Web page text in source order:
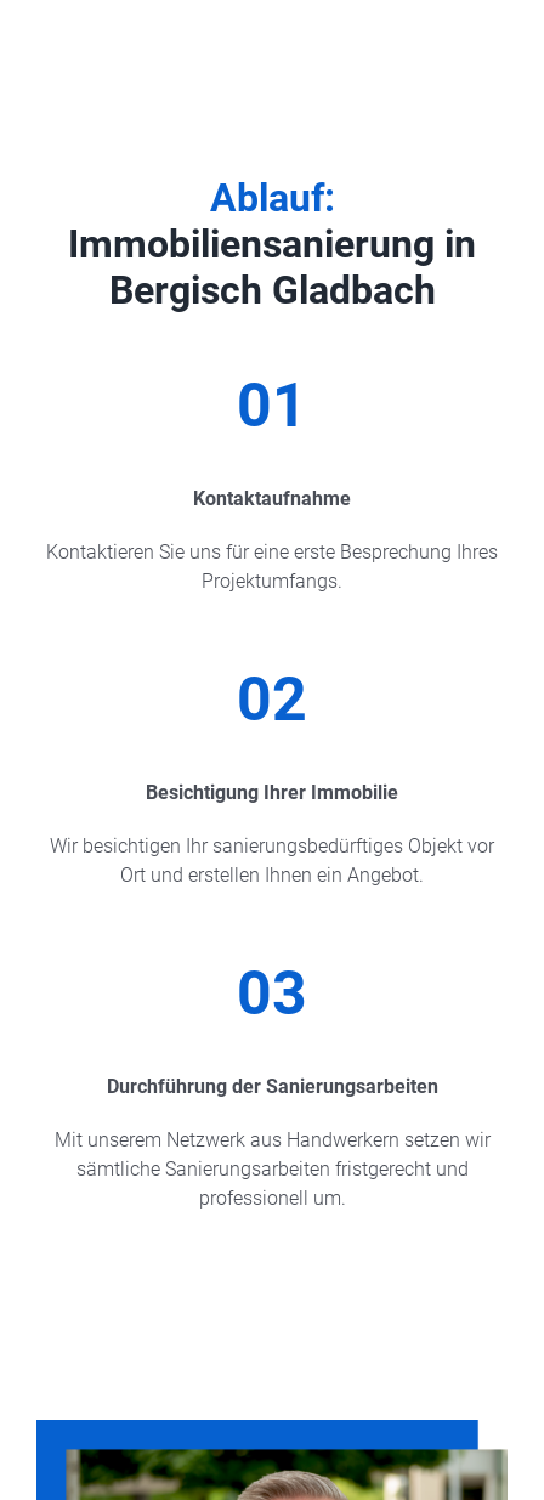
Ablauf:
Immobiliensanierung in
Bergisch Gladbach
01
Kontaktaufnahme
Kontaktieren Sie uns für eine erste Besprechung Ihres
Projektumfangs.
02
Besichtigung Ihrer Immobilie
Wir besichtigen Ihr sanierungsbedürftiges Objekt vor
Ort und erstellen Ihnen ein Angebot.
03
Durchführung der Sanierungsarbeiten
Mit unserem Netzwerk aus Handwerkern setzen wir
sämtliche Sanierungsarbeiten fristgerecht und
professionell um.